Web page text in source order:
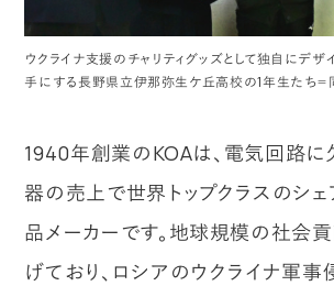
ウクライナ支援のチャリティグッズとして独自にデザ
手にする長野県立伊那弥生ケ丘高校の1年生たち＝
1940年創業のKOAは、電気回路
器の売上で世界トップクラスのシ
品メーカーです。地球規模の社会
げており、ロシアのウクライナ軍事